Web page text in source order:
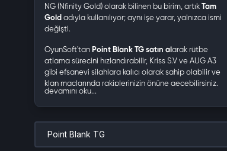
NG (Nfinity Gold) olarak bilinen bu birim, artık Tam
Gold adıyla kullanılıyor; aynı işe yarar, yalnızca ismi
değişti.
OyunSoft'tan Point Blank TG satın al arak rütbe
atlama sürecini hızlandırabilir, Kriss S.V ve AUG A3
gibi efsanevi silahlara kalıcı olarak sahip olabilir ve
klan maçlarında rakiplerinizin önüne geçebilirsiniz.
900 TG'den 21000 TG'ye kadar beş farklı e-pin
paketinde, anında teslimat ve güvenli ödeme
Satın aldığınız E-Pin kodunu resmi tamgame.com
devamını oku...
Point Blank TG